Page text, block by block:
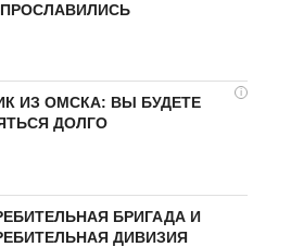
i
ИЗ ОМСКА: ВЫ БУДЕТЕ
ДОЛГО
БРИГАДА И
ДИВИЗИЯ